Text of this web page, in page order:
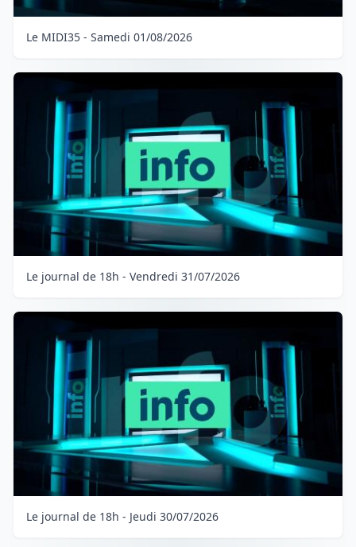
Le MIDI35 - Samedi 01/08/2026
Le journal de 18h - Vendredi 31/07/2026
Le journal de 18h - Jeudi 30/07/2026